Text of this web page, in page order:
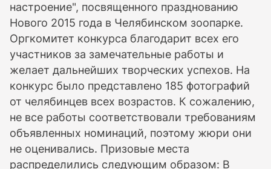
настроение", посвященного празднованию
Нового 2015 года в Челябинском зоопарке.
Оргкомитет конкурса благодарит всех его
участников за замечательные работы и
желает дальнейших творческих успехов. На
конкурс было представлено 185 фотографий
от челябинцев всех возрастов. К сожалению,
не все работы соответствовали требованиям
объявленных номинаций, поэтому жюри они
не оценивались. Призовые места
распределились следующим образом: В